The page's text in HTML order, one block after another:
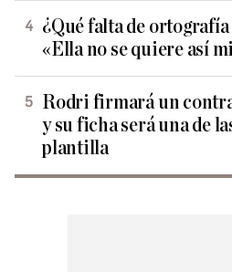
¿Qué falta de ortografía
«Ella no se quiere así
Rodri firmará un
y su ficha será una de
plantilla